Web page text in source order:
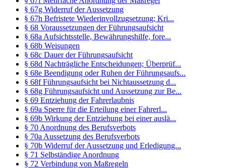
§ 67g Widerruf der Aussetzung
§ 67h Befristete Wiederinvollzugsetzung; Kri...
§ 68 Voraussetzungen der Führungsaufsicht
§ 68a Aufsichtsstelle, Bewährungshilfe, fore...
§ 68b Weisungen
§ 68c Dauer der Führungsaufsicht
§ 68d Nachträgliche Entscheidungen; Überprüf...
§ 68e Beendigung oder Ruhen der Führungsaufs...
§ 68f Führungsaufsicht bei Nichtaussetzung d...
§ 68g Führungsaufsicht und Aussetzung zur Be...
§ 69 Entziehung der Fahrerlaubnis
§ 69a Sperre für die Erteilung einer Fahrerl...
§ 69b Wirkung der Entziehung bei einer auslä...
§ 70 Anordnung des Berufsverbots
§ 70a Aussetzung des Berufsverbots
§ 70b Widerruf der Aussetzung und Erledigung...
§ 71 Selbständige Anordnung
§ 72 Verbindung von Maßregeln